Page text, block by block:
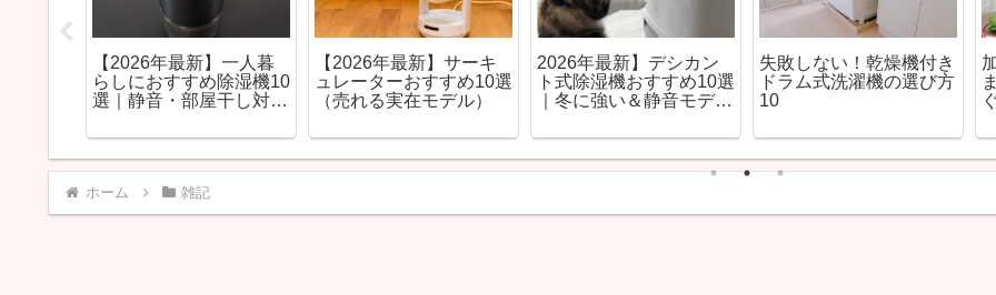
【2026年版】ロボット
掃除機は一人暮らしに必
要？後悔しない選び方と
京都免許センター駐車場
ガイド｜最寄りの穴場と
料金比較
一人暮らしに最適なドラ
ム式洗濯機7選【2026
年】
サーキュレーターの置き
場所はここが正解！冷暖
房効率UP
ホーム 雑記